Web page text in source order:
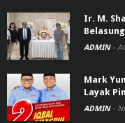
Ir. M.
ADMIN -
Mark
Layak
ADMIN -